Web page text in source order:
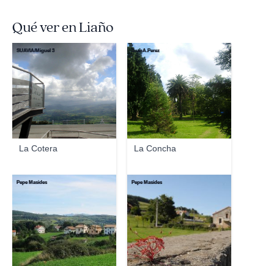
Qué ver en Liaño
La Cotera
SUAVIA/Miguel 3
La Concha
JuanA.Perez
Pepe Masides Pepe Masides